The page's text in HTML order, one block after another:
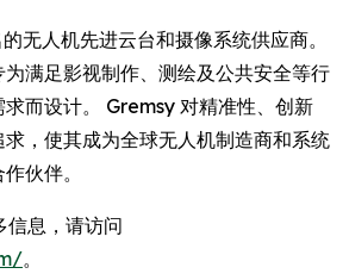
无人机先进云台和摄像系统供应商。
满足影视制作、测绘及公共安全等行
而设计。 Gremsy 对精准性、创新
，使其成为全球无人机制造商和系统
伙伴。
信息，请访问
。